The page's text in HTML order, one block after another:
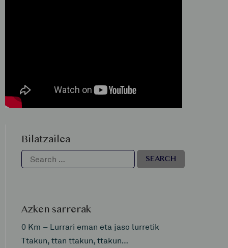
Bilatzailea
Azken sarrerak
0 Km – Lurrari eman eta jaso lurretik
Ttakun, ttan ttakun, ttakun…